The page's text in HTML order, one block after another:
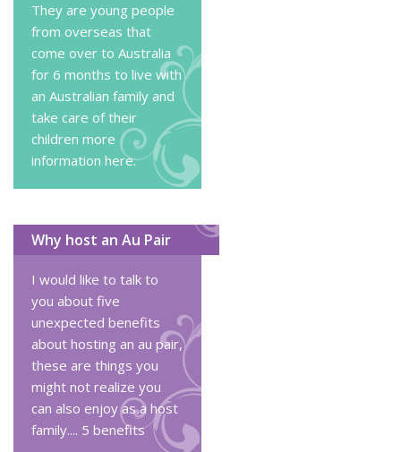
They are young people
from overseas that
come over to Australia
for 6 months to live with
an Australian family and
take care of their
children more
information here.
Why host an Au Pair
I would like to talk to
you about five
unexpected benefits
about hosting an au pair,
these are things you
might not realize you
can also enjoy as a host
family.... 5 benefits